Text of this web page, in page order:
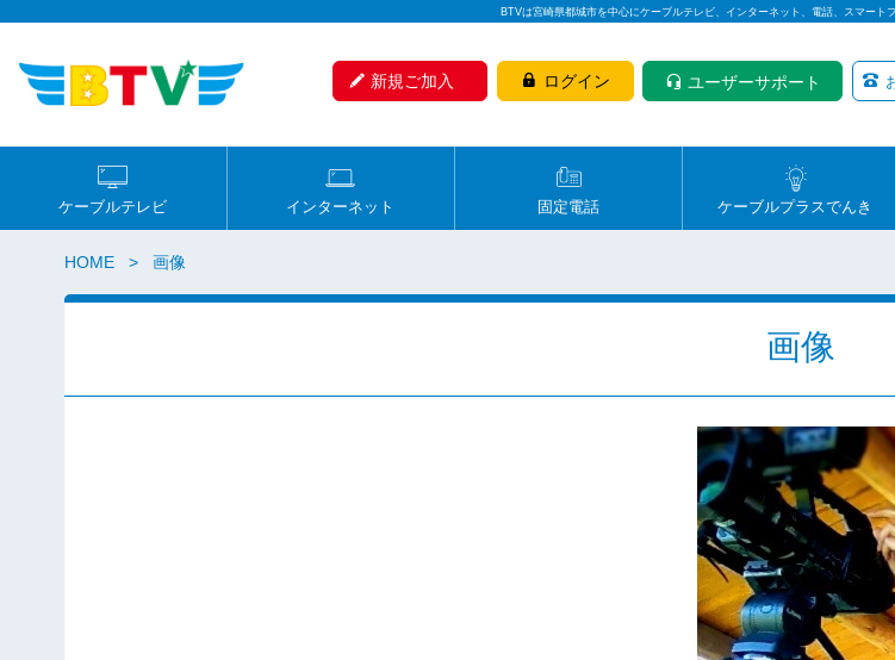
BTVは宮崎県都城市を中心にケーブルテレビ、インターネット、電話、スマート
新規ご加入 ログイン ユーザーサポート
ケーブルテレビ インターネット 固定電話 ケーブルプラスでんき
HOME 画像
画像